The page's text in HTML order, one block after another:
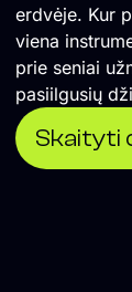
erdvėje. Kur
viena
prie seniai
pasiilgusių
Skaityti